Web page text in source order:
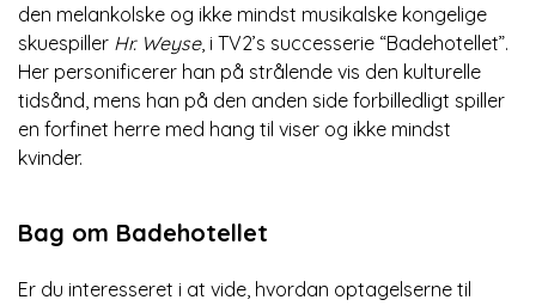
den melankolske og ikke mindst musikalske kongelige
skuespiller Hr. Weyse, i TV2’s successerie “Badehotellet”.
Her personificerer han på strålende vis den kulturelle
tidsånd, mens han på den anden side forbilledligt spiller
en forfinet herre med hang til viser og ikke mindst
kvinder.
Bag om Badehotellet
Er du interesseret i at vide, hvordan optagelserne til